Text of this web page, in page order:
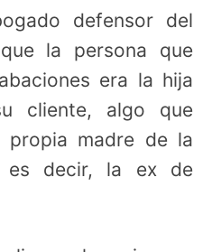
defensor del
la persona que
era la hija
cliente, algo que
propia madre de la
es decir, la ex de